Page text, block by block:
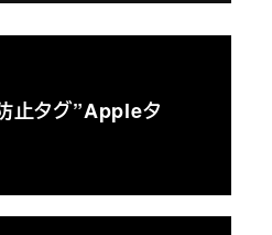
止タグ”Appleタ